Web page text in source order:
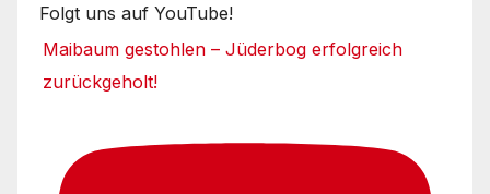
Folgt uns auf YouTube!
Maibaum gestohlen – Jüderbog erfolgreich
zurückgeholt!